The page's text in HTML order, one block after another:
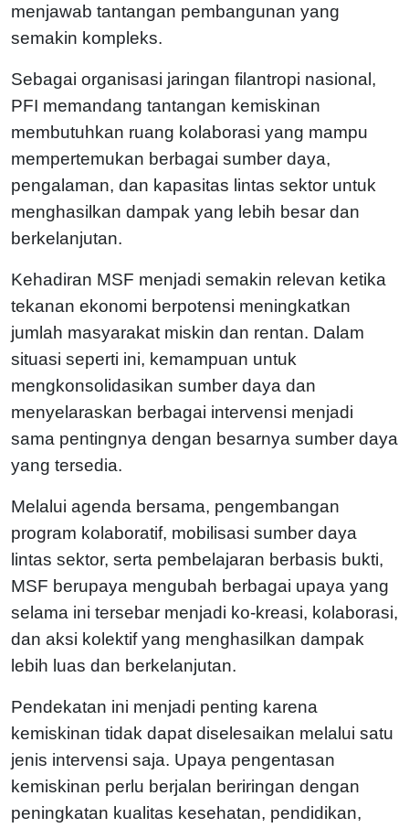
menjawab tantangan pembangunan yang
semakin kompleks.
Sebagai organisasi jaringan filantropi nasional,
PFI memandang tantangan kemiskinan
membutuhkan ruang kolaborasi yang mampu
mempertemukan berbagai sumber daya,
pengalaman, dan kapasitas lintas sektor untuk
menghasilkan dampak yang lebih besar dan
berkelanjutan.
Kehadiran MSF menjadi semakin relevan ketika
tekanan ekonomi berpotensi meningkatkan
jumlah masyarakat miskin dan rentan. Dalam
situasi seperti ini, kemampuan untuk
mengkonsolidasikan sumber daya dan
menyelaraskan berbagai intervensi menjadi
sama pentingnya dengan besarnya sumber daya
yang tersedia.
Melalui agenda bersama, pengembangan
program kolaboratif, mobilisasi sumber daya
lintas sektor, serta pembelajaran berbasis bukti,
MSF berupaya mengubah berbagai upaya yang
selama ini tersebar menjadi ko-kreasi, kolaborasi,
dan aksi kolektif yang menghasilkan dampak
lebih luas dan berkelanjutan.
Pendekatan ini menjadi penting karena
kemiskinan tidak dapat diselesaikan melalui satu
jenis intervensi saja. Upaya pengentasan
kemiskinan perlu berjalan beriringan dengan
peningkatan kualitas kesehatan, pendidikan,